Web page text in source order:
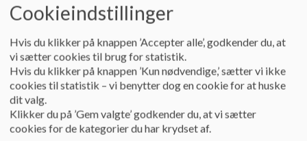
atmosfære, en stabil personalegruppe, med et´ fælles
ønske om at yde vores bedste for at sikre den højeste
kvalitet i det pædagogiske arbejde, hver eneste dag. Vi
ønsker at sikre alle børns trivsel, udvikling, læring og
dannelse. Vi stræber efter at alle børn føler sig som en del
af et sjovt, inspirerende, lærerigt fællesskab hvor legen er
essentiel. Vi arbejder hele tiden på, at tilrettelægge og
forfine det pædagogske arbejde så vi styrker børnenes
livsduelighed og skoleparathed. Stjernens ledelse
Cookieindstillinger
Hvis du klikker på knappen ’Accepter alle’, godkender du, at
vi sætter cookies til brug for statistik.
Hvis du klikker på knappen ’Kun nødvendige,’ sætter vi ikke
cookies til statistik – vi benytter dog en cookie for at huske
dit valg.
Klikker du på ’Gem valgte’ godkender du, at vi sætter
cookies for de kategorier du har krydset af.